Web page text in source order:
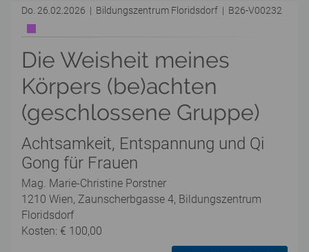
Do. 26.02.2026 | Bildungszentrum Floridsdorf | B26-V00232
Die Weisheit meines
Körpers (be)achten
(geschlossene Gruppe)
Achtsamkeit, Entspannung und Qi
Gong für Frauen
Mag. Marie-Christine Porstner
1210 Wien, Zaunscherbgasse 4, Bildungszentrum
Floridsdorf
Kosten: € 100,00